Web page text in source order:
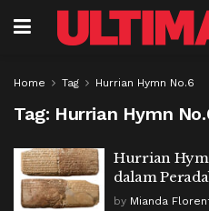
Home Tag Hurrian Hymn No.6
Tag: Hurrian Hymn
Hurrian
dalam
by Mianda